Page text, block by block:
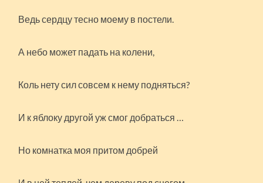
Ведь сердцу тесно моему в постели.
А небо может падать на колени,
Коль нету сил совсем к нему подняться?
И к яблоку другой уж смог добраться …
Но комнатка моя притом добрей